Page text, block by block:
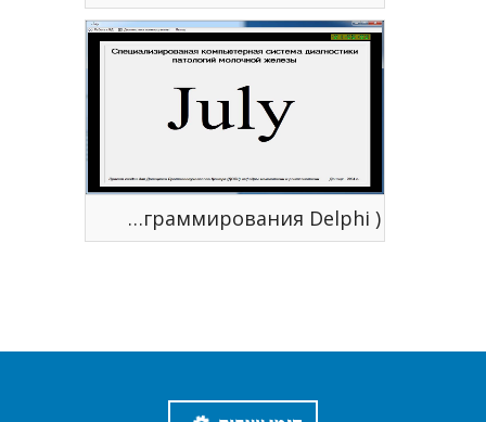
July - СКС диагностики патологий молочной железы ( язык программирования Delphi )